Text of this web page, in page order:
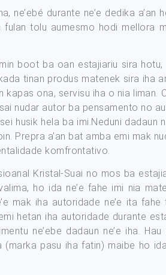
ne’ebé durante ne’e dedika a’an
tolu aumesmo hodi mellora
boot ba oan estajiariu sira hotu,
tinan produs matenek sira iha
ona, servisu iha o nia liman.
nudar autor ba pensamento no
husik hela ba imi.Neduni dadaun
Prepra a’an bat amba emi mak
komfrontativo.
Kristal-Suai no mos ba
ho ida ne’e fahe imi nia
mak iha autoridade ne’e ita fahe
hetan iha autoridade durante
ne’ebe dadaun ne’e iha. Hau
(marka pasu iha fatin) maibe ho